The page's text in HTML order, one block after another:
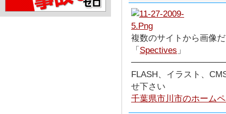
複数のサイトから画像
「 Spectives 」
FLASH、イラスト、
せ下さい
千葉県市川市のホーム